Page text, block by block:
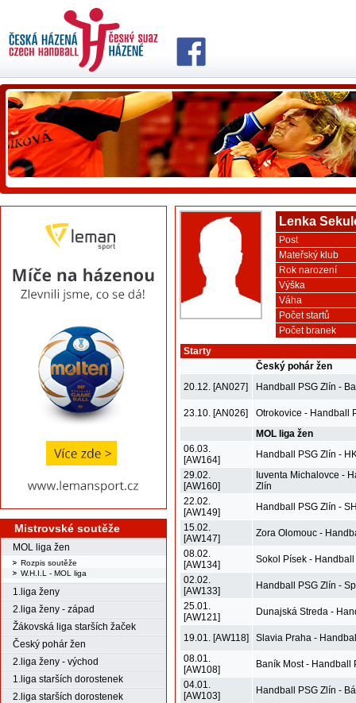
Mistrovské soutěže
MOL liga žen
Rozpis soutěže
W.H.I.L - MOL liga
1.liga ženy
2.liga ženy - západ
Žákovská liga starších žaček
Český pohár žen
2.liga ženy - východ
1.liga starších dorostenek
2.liga starších dorostenek
Lenka
Post
Mateřský klub
Rok narození
Výška
Váha
Počet startů
Počet branek
Starty
Český pohár žen
20.12. [AN027]
Handball PSG Zlín -
23.10. [AN026]
Otrokovice - Handball
MOL liga žen
06.03.
[AW164]
Handball PSG Zlín -
29.02.
[AW160]
Iuventa Michalovce -
Zlín
22.02.
[AW149]
Handball PSG Zlín -
15.02.
[AW147]
Zora Olomouc -
08.02.
[AW134]
Sokol Písek - Handball
02.02.
[AW133]
Handball PSG Zlín -
25.01.
[AW121]
Dunajská Streda -
19.01. [AW118]
Slavia Praha -
08.01.
[AW108]
Baník Most - Handball
04.01.
[AW103]
Handball PSG Zlín -